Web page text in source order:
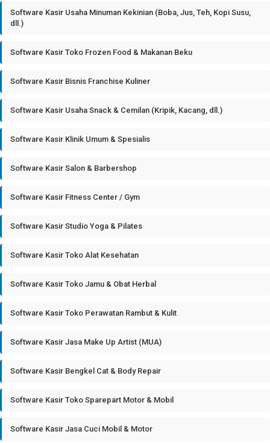
Software Kasir Usaha Minuman Kekinian (Boba, Jus, Teh, Kopi Susu,
dll.)
Software Kasir Toko Frozen Food & Makanan Beku
Software Kasir Bisnis Franchise Kuliner
Software Kasir Usaha Snack & Cemilan (Kripik, Kacang, dll.)
Software Kasir Klinik Umum & Spesialis
Software Kasir Salon & Barbershop
Software Kasir Fitness Center / Gym
Software Kasir Studio Yoga & Pilates
Software Kasir Toko Alat Kesehatan
Software Kasir Toko Jamu & Obat Herbal
Software Kasir Toko Perawatan Rambut & Kulit
Software Kasir Jasa Make Up Artist (MUA)
Software Kasir Bengkel Cat & Body Repair
Software Kasir Toko Sparepart Motor & Mobil
Software Kasir Jasa Cuci Mobil & Motor